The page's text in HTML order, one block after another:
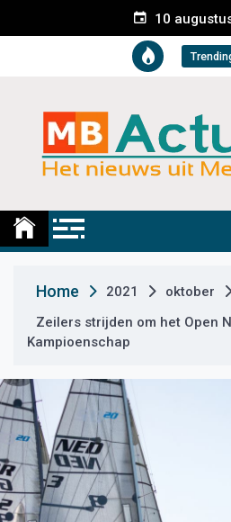
e
t
10
Medemblik
Home 2021 oktober
Zeilers strijden om het Open
Kampioenschap